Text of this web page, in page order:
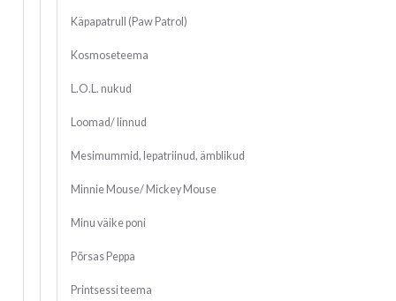
Käpapatrull (Paw Patrol)
Kosmoseteema
L.O.L. nukud
Loomad/ linnud
Mesimummid, lepatriinud, ämblikud
Minnie Mouse/ Mickey Mouse
Minu väike poni
Põrsas Peppa
Printsessi teema